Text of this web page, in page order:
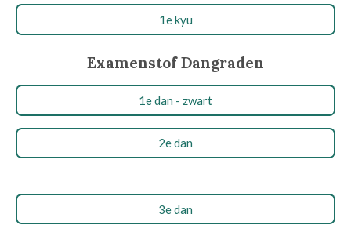
1e kyu
Examenstof Dangraden
1e dan - zwart
2e dan
3e dan